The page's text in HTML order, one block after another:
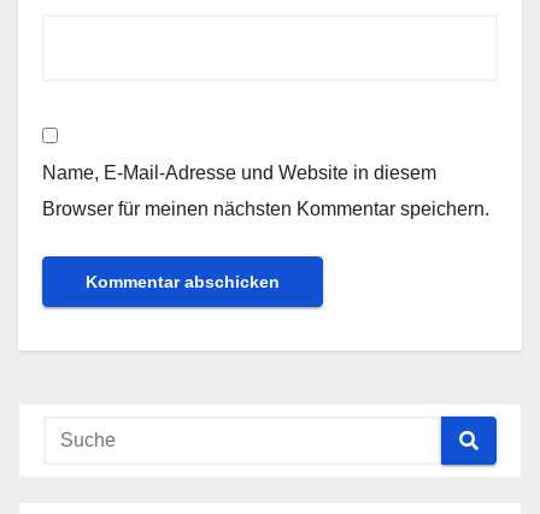
Name, E-Mail-Adresse und Website in diesem
Browser für meinen nächsten Kommentar speichern.